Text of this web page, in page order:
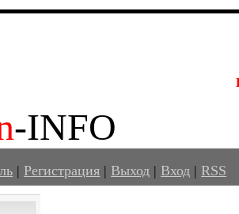
-INFO
|Регистрация |Выход |Вход |RSS